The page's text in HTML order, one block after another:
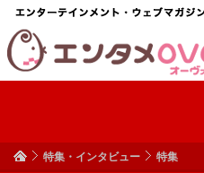
特集・インタビュー 特集